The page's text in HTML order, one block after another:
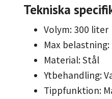
Tekniska
Volym: 300 liter
Max belastning:
Material: Stål
Ytbehandling:
Tippfunktion: